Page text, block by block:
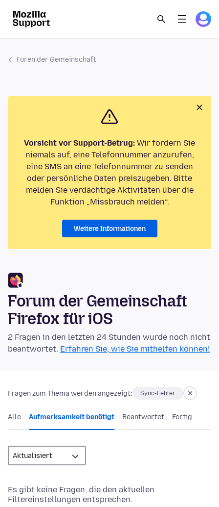
Foren der Gemeinschaft
Vorsicht vor Support-Betrug: Wir fordern Sie
niemals auf, eine Telefonnummer anzurufen,
eine SMS an eine Telefonnummer zu senden
oder persönliche Daten preiszugeben. Bitte
melden Sie verdächtige Aktivitäten über die
Funktion „Missbrauch melden“.
Weitere Informationen
Forum der Gemeinschaft
Firefox für iOS
2 Fragen in den letzten 24 Stunden wurde noch nicht
beantwortet. Erfahren Sie, wie Sie mithelfen können!
Fragen zum Thema werden angezeigt: Sync-Fehler
Alle Aufmerksamkeit benötigt Beantwortet Fertig
Es gibt keine Fragen, die den aktuellen
Filtereinstellungen entsprechen.